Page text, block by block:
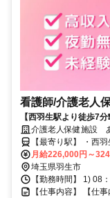
看護師/介護老人
【西羽生駅より徒歩7
中の看護師さんも多数活
介護老人保健施設
【最寄り駅】 ・西
月給226,000円～
埼玉県羽生市
【勤務時間】 1) 08
【仕事内容】 【仕